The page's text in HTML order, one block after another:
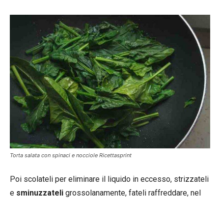
Torta salata con spinaci e nocciole Ricettasprint
Poi scolateli per eliminare il liquido in eccesso, strizzateli
e sminuzzateli grossolanamente, fateli raffreddare, nel